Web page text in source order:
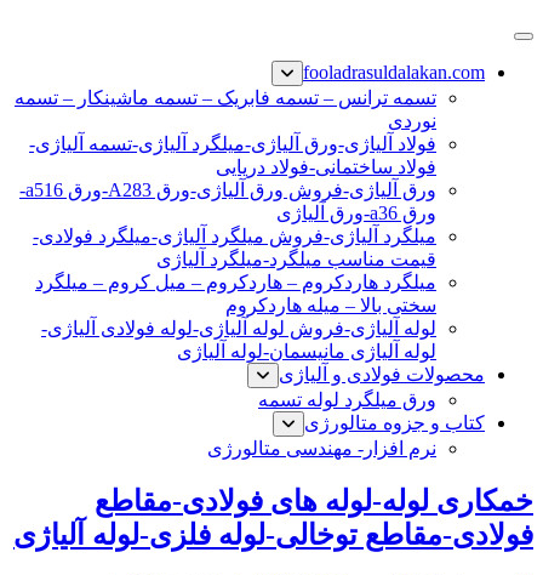
پرش
محتوا
نبشی فولادی-ناودانی فولادی-قیمت ورق-قیمت فولاد
fooladrasuldalakan.com
تسمه ترانس – تسمه فابریک – تسمه ماشینکار – تسمه
نوردی
فولاد آلیاژی-ورق آلیاژی-میلگرد آلیاژی-تسمه آلیاژی-
فولاد ساختمانی-فولاد دریایی
ورق آلیاژی-فروش ورق آلیاژی-ورق A283-ورق a516-
ورق a36-ورق آلیاژی
میلگرد آلیاژی-فروش میلگرد آلیاژی-میلگرد فولادی-
قیمت مناسب میلگرد-میلگرد آلیاژی
میلگرد هاردکروم – هاردکروم – میل کروم – میلگرد
سختی بالا – میله هاردکروم
لوله آلیاژی-فروش لوله آلیاژی-لوله فولادی آلیاژی-
لوله آلیاژی مانیسمان-لوله آلیاژی
محصولات فولادی و آلیاژی
ورق میلگرد لوله تسمه
کتاب و جزوه متالورژی
نرم افزار- مهندسی متالورژی
خمکاری لوله-لوله های فولادی-مقاطع
فولادی-مقاطع توخالی-لوله فلزی-لوله آلیاژی